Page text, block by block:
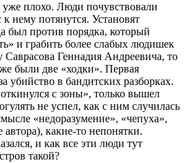
плохо. Люди почувствовали
к нему потянутся. Установят
был против порядка, который
и грабить более слабых людишек
Саврасова Геннадия Андреевича, то
были две «ходки». Первая
убийство в бандитских разборках.
с зоны», только вышел
не успел, как с ним случилась
«недоразумение», «чепуха»,
какие-то непонятки.
и как все эти люди тут
такой?